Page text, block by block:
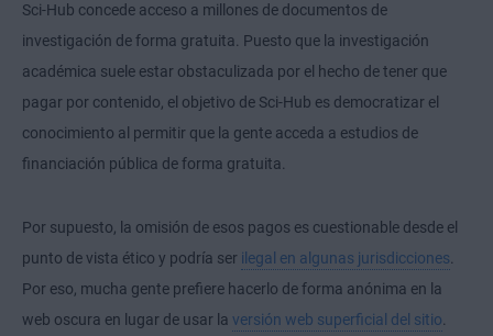
Sci-Hub concede acceso a millones de documentos de
investigación de forma gratuita. Puesto que la investigación
académica suele estar obstaculizada por el hecho de tener que
pagar por contenido, el objetivo de Sci-Hub es democratizar el
conocimiento al permitir que la gente acceda a estudios de
financiación pública de forma gratuita.
Por supuesto, la omisión de esos pagos es cuestionable desde el
punto de vista ético y podría ser ilegal en algunas jurisdicciones.
Por eso, mucha gente prefiere hacerlo de forma anónima en la
web oscura en lugar de usar la versión web superficial del sitio.